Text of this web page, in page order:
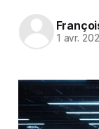
1 avr.